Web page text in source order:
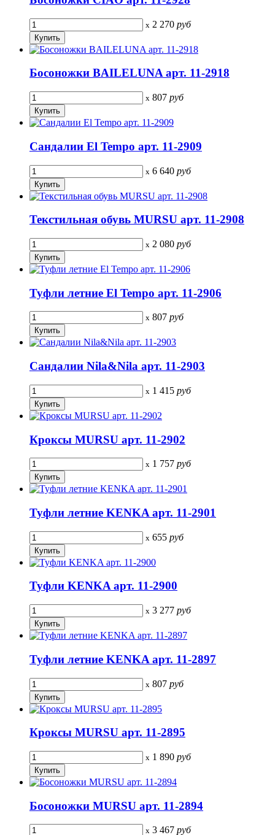
x 2 270 руб
Босоножки BAILELUNA арт. 11-2918
x 807 руб
Сандалии El Tempo арт. 11-2909
x 6 640 руб
Текстильная обувь MURSU арт. 11-2908
x 2 080 руб
Туфли летние El Tempo арт. 11-2906
x 807 руб
Сандалии Nila&Nila арт. 11-2903
x 1 415 руб
Кроксы MURSU арт. 11-2902
x 1 757 руб
Туфли летние KENKA арт. 11-2901
x 655 руб
Туфли KENKA арт. 11-2900
x 3 277 руб
Туфли летние KENKA арт. 11-2897
x 807 руб
Кроксы MURSU арт. 11-2895
x 1 890 руб
Босоножки MURSU арт. 11-2894
x 3 467 руб